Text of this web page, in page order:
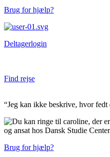
Brug for hjælp?
Deltagerlogin
Medarbejdere
Rejsetesten
Rejsemagasin
Bæredygtighed
Find rejse
“Jeg kan ikke beskrive, hvor
Brug for hjælp?